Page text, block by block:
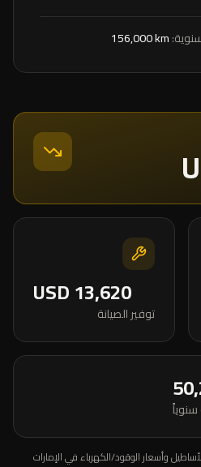
156,000km
USD13,620
توفير الصيانة
وأسعار الوقود/الكهرباء في الإمارات